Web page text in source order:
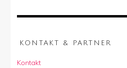
KONTAKT & PARTNER
Kontakt